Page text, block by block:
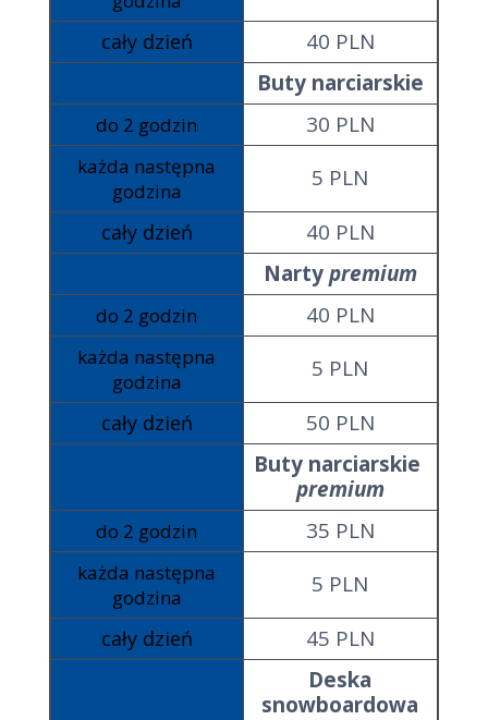
cały dzień
40 PLN
Buty narciarskie
do 2 godzin 30 PLN
każda następna
godzina
5 PLN
cały dzień
40 PLN
Nartypremium
do 2 godzin 40 PLN
każda następna
godzina
5 PLN
cały dzień
50 PLN
Buty narciarskie
premium
do 2 godzin 35 PLN
każda następna
godzina
5 PLN
cały dzień
45 PLN
Deska
snowboardowa